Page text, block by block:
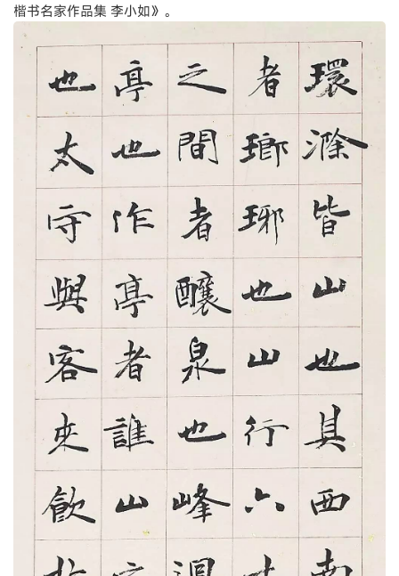
楷书名家作品集 李小如》。